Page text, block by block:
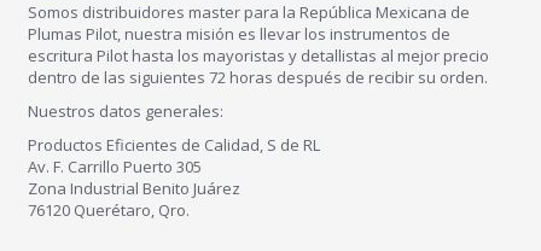
Somos distribuidores master para la República Mexicana de
Plumas Pilot, nuestra misión es llevar los instrumentos de
escritura Pilot hasta los mayoristas y detallistas al mejor precio
dentro de las siguientes 72 horas después de recibir su orden.
Nuestros datos generales:
Productos Eficientes de Calidad, S de RL
Av. F. Carrillo Puerto 305
Zona Industrial Benito Juárez
76120 Querétaro, Qro.